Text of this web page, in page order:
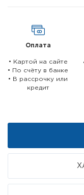
Оплата
• Картой на сайте
• По счёту в банке
• В рассрочку или
кредит